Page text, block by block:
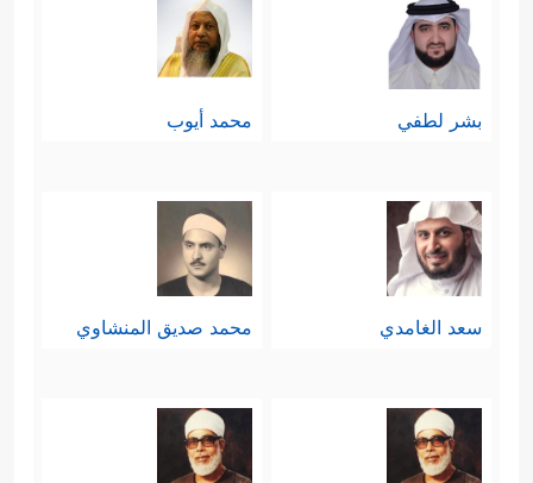
بشر لطفي محمد أيوب
سعد الغامدي محمد صديق المنشاوي